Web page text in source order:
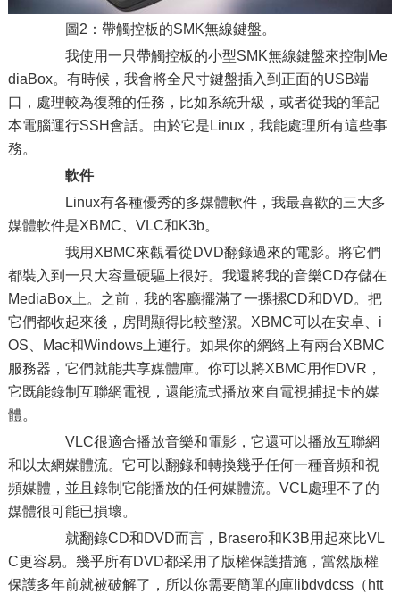
圖2：帶觸控板的SMK無線鍵盤。
我使用一只帶觸控板的小型SMK無線鍵盤來控制Me
diaBox。有時候，我會將全尺寸鍵盤插入到正面的USB端
口，處理較為復雜的任務，比如系統升級，或者從我的筆記
本電腦運行SSH會話。由於它是Linux，我能處理所有這些事
務。
軟件
Linux有各種優秀的多媒體軟件，我最喜歡的三大多
媒體軟件是XBMC、VLC和K3b。
我用XBMC來觀看從DVD翻錄過來的電影。將它們
都裝入到一只大容量硬驅上很好。我還將我的音樂CD存儲在
MediaBox上。之前，我的客廳擺滿了一摞摞CD和DVD。把
它們都收起來後，房間顯得比較整潔。XBMC可以在安卓、i
OS、Mac和Windows上運行。如果你的網絡上有兩台XBMC
服務器，它們就能共享媒體庫。你可以將XBMC用作DVR，
它既能錄制互聯網電視，還能流式播放來自電視捕捉卡的媒
體。
VLC很適合播放音樂和電影，它還可以播放互聯網
和以太網媒體流。它可以翻錄和轉換幾乎任何一種音頻和視
頻媒體，並且錄制它能播放的任何媒體流。VCL處理不了的
媒體很可能已損壞。
就翻錄CD和DVD而言，Brasero和K3B用起來比VL
C更容易。幾乎所有DVD都采用了版權保護措施，當然版權
保護多年前就被破解了，所以你需要簡單的庫libdvdcss（htt